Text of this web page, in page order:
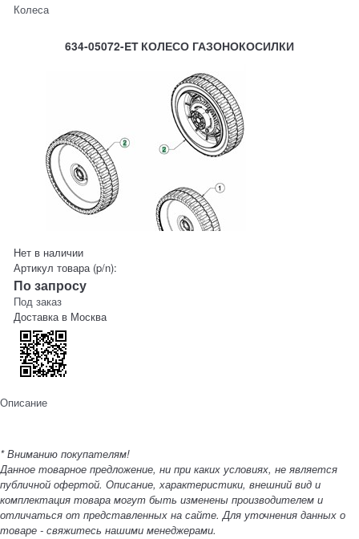
Колеса
634-05072-ET КОЛЕСО ГАЗОНОКОСИЛКИ
Нет в наличии
Артикул товара (p/n):
По запросу
Под заказ
Доставка в Москва
Описание
* Вниманию покупателям!
Данное товарное предложение, ни при каких условиях, не является
публичной офертой. Описание, характеристики, внешний вид и
комплектация товара могут быть изменены производителем и
отличаться от представленных на сайте. Для уточнения данных о
товаре - свяжитесь нашими менеджерами.